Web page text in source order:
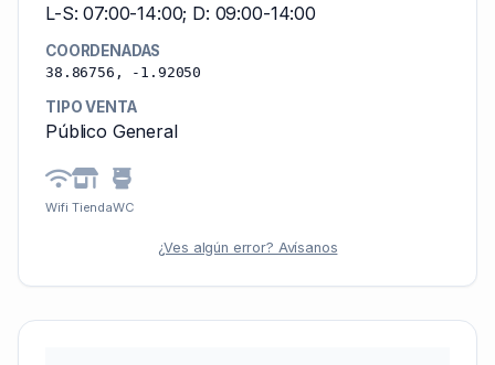
L-S: 07:00-14:00; D: 09:00-14:00
COORDENADAS
38.86756, -1.92050
TIPO VENTA
Público General
Wifi TiendaWC
¿Ves algún error? Avísanos